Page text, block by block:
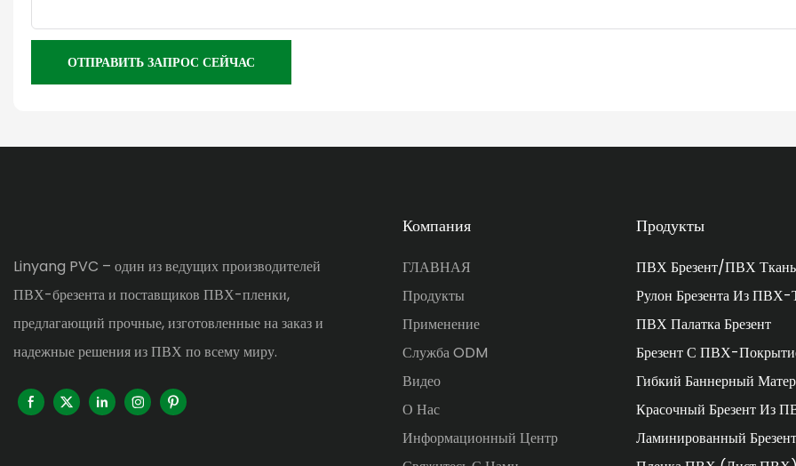
ОТПРАВИТЬ ЗАПРОС СЕЙЧАС
Linyang PVC – один из ведущих производителей
ПВХ-брезента и поставщиков ПВХ-пленки,
предлагающий прочные, изготовленные на заказ и
надежные решения из ПВХ по всему миру.
Компания
ГЛАВНАЯ
Продукты
Применение
Служба ODM
Видео
О Нас
Информационный Центр
Продукты
ПВХ Брезент/ПВХ Ткань
Рулон Брезента Из ПВХ-
ПВХ Палатка Брезент
Брезент С ПВХ-
Гибкий Баннерный
Красочный Брезент Из
Ламинированный